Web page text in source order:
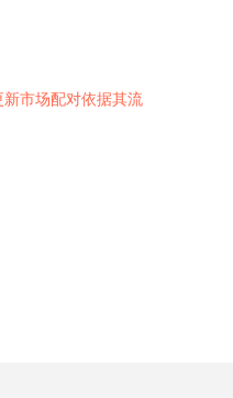
市场配对依据其流